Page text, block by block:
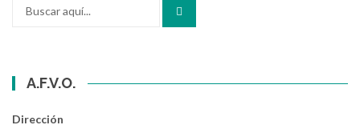
A.F.V.O.
Dirección